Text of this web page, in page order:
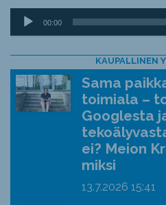
Äänitoistin
00:00
KAUPALLINEN
Sama
toimiala –
Googlesta
ei? Meion
miksi
13.7.2026 15:41